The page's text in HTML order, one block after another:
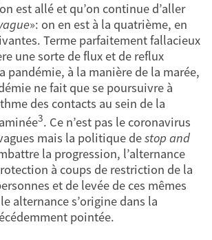
est allé et qu’on continue d’aller
»: on en est à la quatrième, en
Terme parfaitement fallacieux
une sorte de flux et de reflux
pandémie, à la manière de la marée,
ne fait que se poursuivre à
des contacts au sein de la
3. Ce n’est pas le coronavirus
mais la politique destop and
la progression, l’alternance
à coups de restriction de la
et de levée de ces mêmes
alternance s’origine dans la
pointée.